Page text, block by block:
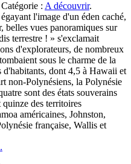
Catégorie : A découvrir.
l'image d'un éden caché,
belles vues panoramiques sur
terrestre ! » s'exclamait
d'explorateurs, de nombreux
sous le charme de la
dont 4,5 à Hawaii et
non-Polynésiens, la Polynésie
sont des états souverains
des territoires
américaines, Johnston,
française, Wallis et